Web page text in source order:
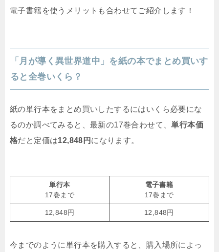
電子書籍を使うメリットも合わせてご紹介します！
「月が導く異世界道中」を紙の本でまとめ買いす
ると全巻いくら？
紙の単行本をまとめ買いしたするにはいくら必要にな
るのか調べてみると、最新の17巻合わせて、単行本価
格だと定価は12,848円 になります。
単行本
17巻まで
電子書籍
17巻まで
12,848円 12,848円
今までのように単行本を購入すると、購入場所によっ